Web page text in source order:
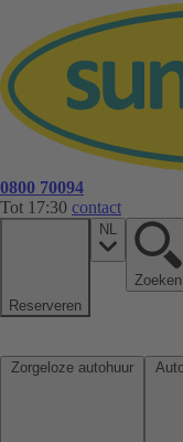
0800 70094
Tot 17:30 contact
Reserveren
NL
Zoeken